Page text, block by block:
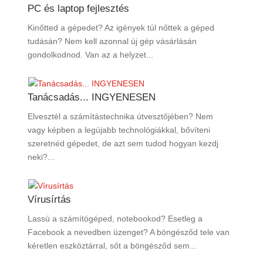
PC és laptop fejlesztés
Kinőtted a gépedet? Az igények túl nőttek a géped
tudásán? Nem kell azonnal új gép vásárlásán
gondolkodnod. Van az a helyzet...
Tanácsadás... INGYENESEN
Elvesztél a számítástechnika útvesztőjében? Nem
vagy képben a legújabb technológiákkal, bővíteni
szeretnéd gépedet, de azt sem tudod hogyan kezdj
neki?...
Vírusírtás
Lassú a számítógéped, notebookod? Esetleg a
Facebook a nevedben üzenget? A böngésződ tele van
kéretlen eszköztárral, sőt a böngésződ sem...